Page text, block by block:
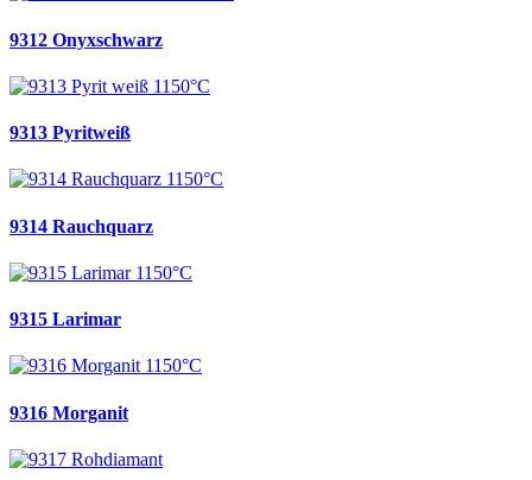
9312 Onyxschwarz
9313 Pyritweiß
9314 Rauchquarz
9315 Larimar
9316 Morganit